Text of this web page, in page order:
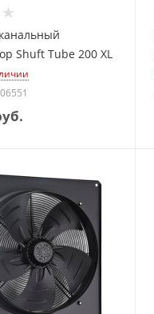
Shuft Tube 200 XL